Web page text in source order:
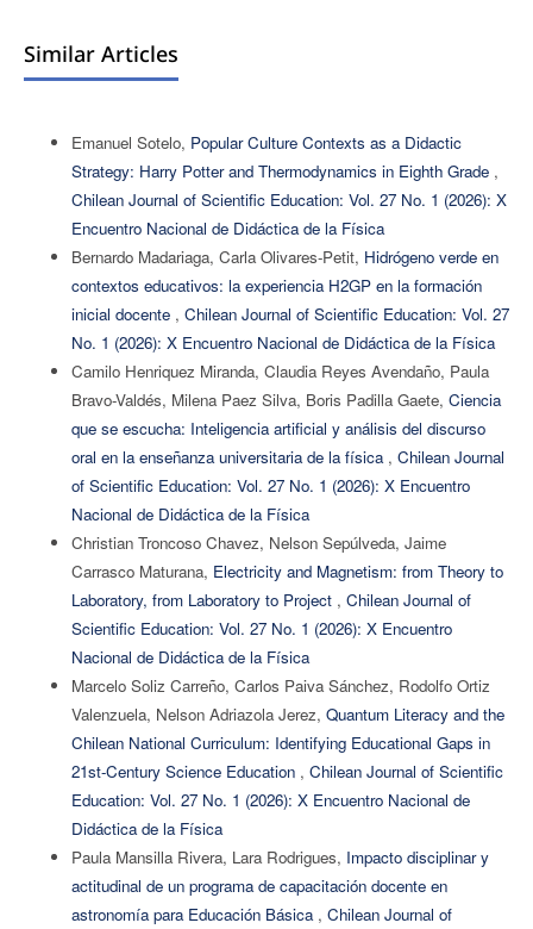
Similar Articles
Emanuel Sotelo, Popular Culture Contexts as a Didactic
Strategy: Harry Potter and Thermodynamics in Eighth Grade ,
Chilean Journal of Scientific Education: Vol. 27 No. 1 (2026): X
Encuentro Nacional de Didáctica de la Física
Bernardo Madariaga, Carla Olivares-Petit, Hidrógeno verde en
contextos educativos: la experiencia H2GP en la formación
inicial docente , Chilean Journal of Scientific Education: Vol. 27
No. 1 (2026): X Encuentro Nacional de Didáctica de la Física
Camilo Henriquez Miranda, Claudia Reyes Avendaño, Paula
Bravo-Valdés, Milena Paez Silva, Boris Padilla Gaete, Ciencia
que se escucha: Inteligencia artificial y análisis del discurso
oral en la enseñanza universitaria de la física , Chilean Journal
of Scientific Education: Vol. 27 No. 1 (2026): X Encuentro
Nacional de Didáctica de la Física
Christian Troncoso Chavez, Nelson Sepúlveda, Jaime
Carrasco Maturana, Electricity and Magnetism: from Theory to
Laboratory, from Laboratory to Project , Chilean Journal of
Scientific Education: Vol. 27 No. 1 (2026): X Encuentro
Nacional de Didáctica de la Física
Marcelo Soliz Carreño, Carlos Paiva Sánchez, Rodolfo Ortiz
Valenzuela, Nelson Adriazola Jerez, Quantum Literacy and the
Chilean National Curriculum: Identifying Educational Gaps in
21st-Century Science Education , Chilean Journal of Scientific
Education: Vol. 27 No. 1 (2026): X Encuentro Nacional de
Didáctica de la Física
Paula Mansilla Rivera, Lara Rodrigues, Impacto disciplinar y
actitudinal de un programa de capacitación docente en
astronomía para Educación Básica , Chilean Journal of